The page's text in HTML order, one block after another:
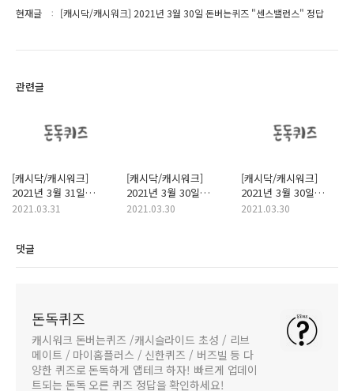
현재글 [캐시닥/캐시워크] 2021년 3월 30일 돈버는퀴즈 "센스밸런스" 정답
관련글
[캐시닥/캐시워크]
2021년 3월 31일
돈버는퀴즈
2021.03.31
[캐시닥/캐시워크]
2021년 3월 30일
돈버는퀴즈 "유산균
2021.03.30
[캐시닥/캐시워크]
2021년 3월 30일
돈버는퀴즈
2021.03.30
댓글
돈독퀴즈
캐시워크 돈버는퀴즈 /캐시슬라이드 초성 / 리브
메이트 / 마이홈플러스 / 신한퀴즈 / 버즈빌 등 다
양한 퀴즈로 돈독하게 앱테크 하자! 빠르게 업데이
트되는 돈독 오른 퀴즈 정답을 확인하세요!